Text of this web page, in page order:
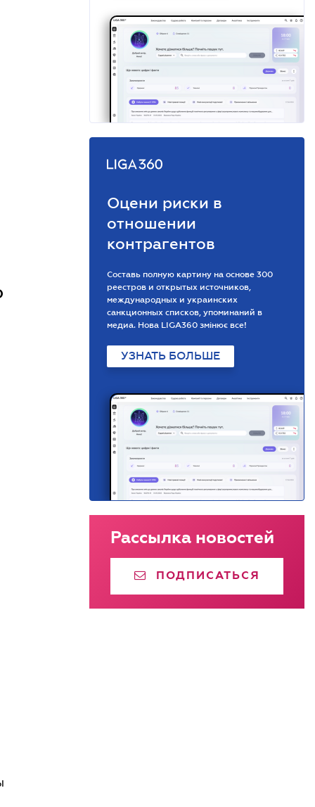
Оцени риски в
отношении
контрагентов
Составь полную картину на основе 300
реестров и открытых источников,
международных и украинских
санкционных списков, упоминаний в
медиа. Нова LIGA360 змінює все!
УЗНАТЬ БОЛЬШЕ
Рассылка новостей
ПОДПИСАТЬСЯ